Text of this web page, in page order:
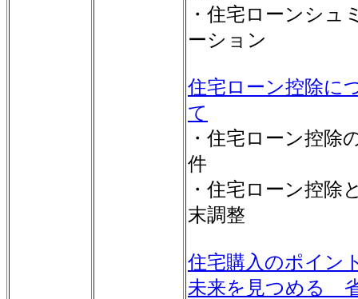
・住宅ローンシュ
ーション
住宅ローン控除に
て
・住宅ローン控除
件
・住宅ローン控除
末調整
住宅購入のポイン
未来を見つめる